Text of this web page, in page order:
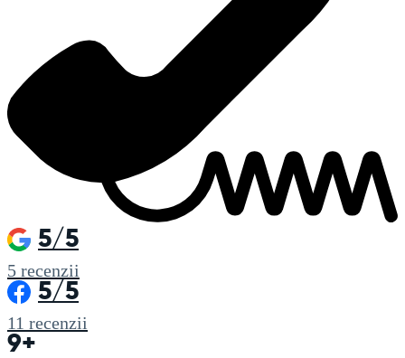
5/5
5 recenzii
5/5
11 recenzii
9+